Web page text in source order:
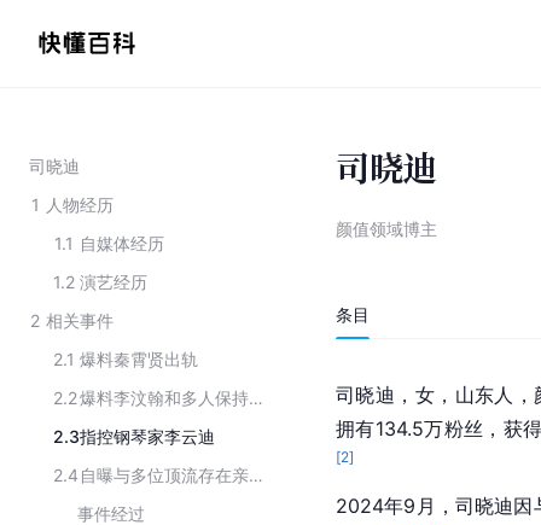
司晓迪
1 人物经历
1.1 自媒体经历
1.2 演艺经历
2 相关事件
2.1 爆料秦霄贤出轨
2.2
爆料李汶翰和多人保持暧昧
2.3指控钢琴家李云迪
2.4
自曝与多位顶流存在亲密关系
事件经过
司晓迪
颜值领域博主
条目
司晓迪，女，山东人
拥有134.5万粉丝，获
[2]
2024年9月，司晓迪因